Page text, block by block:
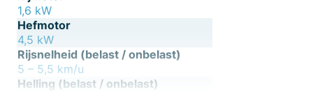
1,6 kW
Hefmotor
4,5 kW
Rijsnelheid (belast / onbelast)
5 – 5,5 km/u
Helling (belast / onbelast)